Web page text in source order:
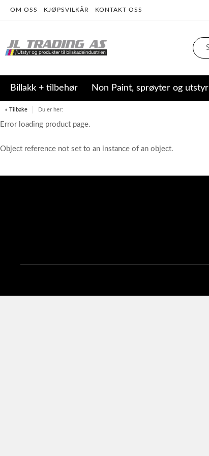
OM OSS KJØPSVILKÅR KONTAKT OSS
Billakk + tilbehør Non Paint, sprøyter og utstyr
« Tilbake Du er her:
Error loading product page.
Object reference not set to an instance of an object.